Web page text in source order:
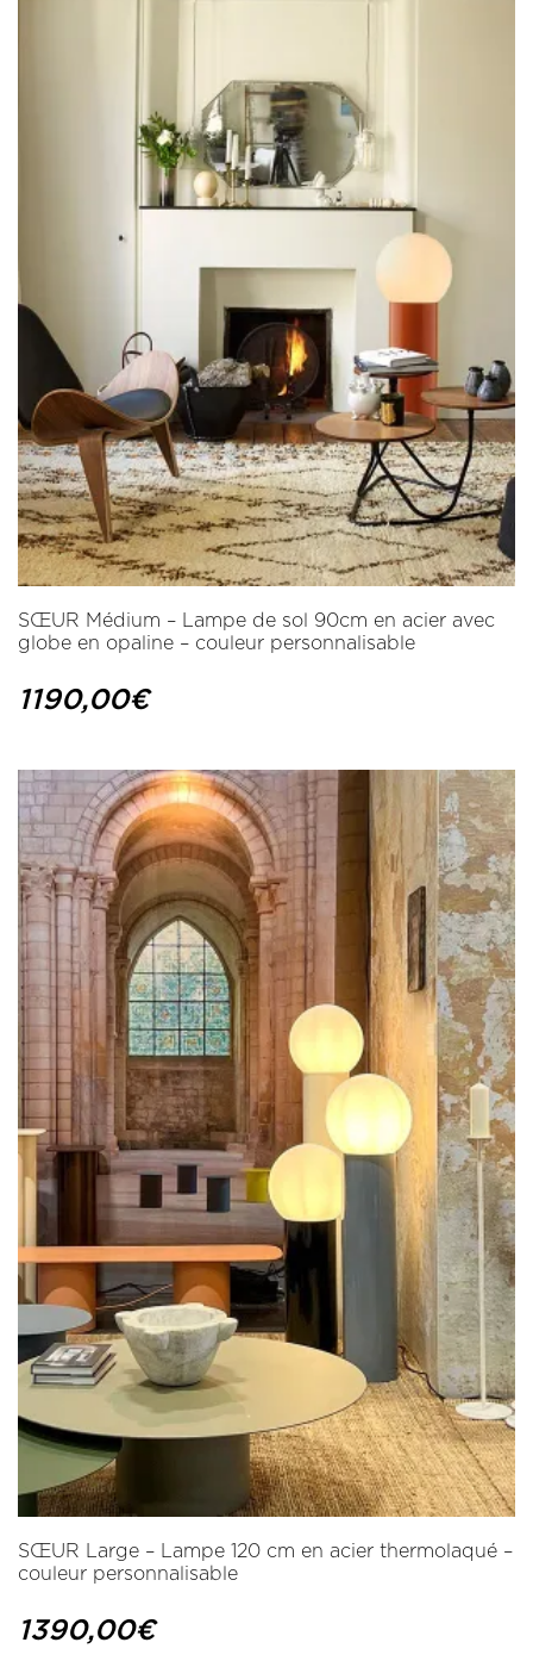
SŒUR Médium – Lampe de sol 90cm en acier avec
globe en opaline – couleur personnalisable
1190,00€
SŒUR Large – Lampe 120 cm en acier thermolaqué –
couleur personnalisable
1390,00€